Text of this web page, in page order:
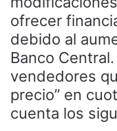
ofrecer
debido al
Banco
vendedores
precio” en
cuenta los